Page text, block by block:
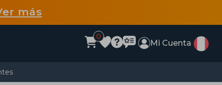
más
0
Mi Cuenta